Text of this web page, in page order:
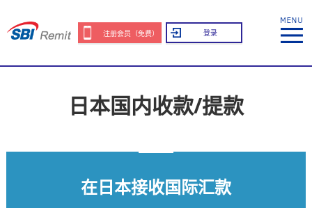
注册会员（免费） 登录
日本国内收款/提款
在日本接收国际汇款